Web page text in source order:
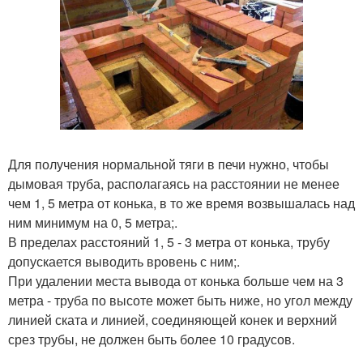
Для получения нормальной тяги в печи нужно, чтобы
дымовая труба, располагаясь на расстоянии не менее
чем 1, 5 метра от конька, в то же время возвышалась над
ним минимум на 0, 5 метра;.
В пределах расстояний 1, 5 - 3 метра от конька, трубу
допускается выводить вровень с ним;.
При удалении места вывода от конька больше чем на 3
метра - труба по высоте может быть ниже, но угол между
линией ската и линией, соединяющей конек и верхний
срез трубы, не должен быть более 10 градусов.